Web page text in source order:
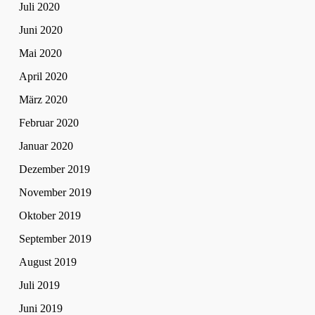
Juli 2020
Juni 2020
Mai 2020
April 2020
März 2020
Februar 2020
Januar 2020
Dezember 2019
November 2019
Oktober 2019
September 2019
August 2019
Juli 2019
Juni 2019